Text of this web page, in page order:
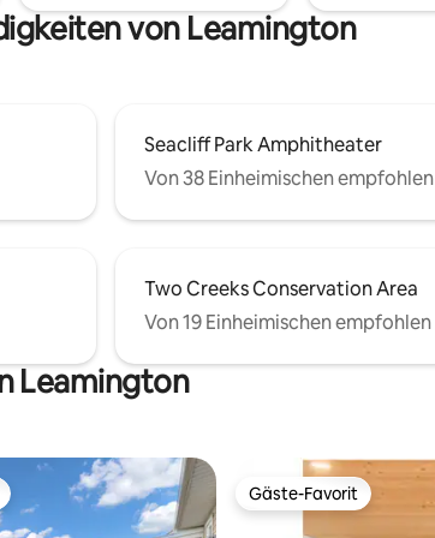
von Leamington
Seacliff Park Amphitheater
Von 38 Einheimischen empfohlen
Two Creeks Conservation Area
Von 19 Einheimischen empfohlen
Leamington
Gäste-Favorit
Gäste-Favorit